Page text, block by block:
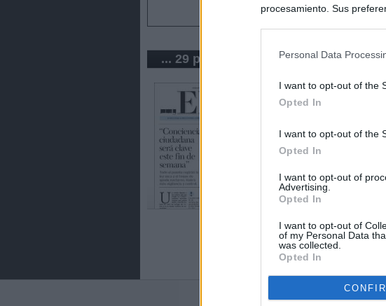
procesamiento. Sus
Personal Data
I want to opt-out of the
Opted In
I want to opt-out of the
Opted In
I want to opt-out of
Advertising.
Opted In
I want to opt-out of
of my Personal Data
was collected.
Opted In
... 29 periódicos de Colombia
Últimas noticias